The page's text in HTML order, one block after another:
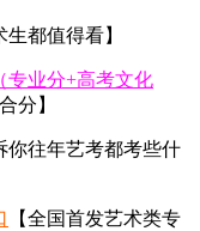
生都值得看】
专业分+高考文化
分】
你往年艺考都考些什
【全国首发艺术类专